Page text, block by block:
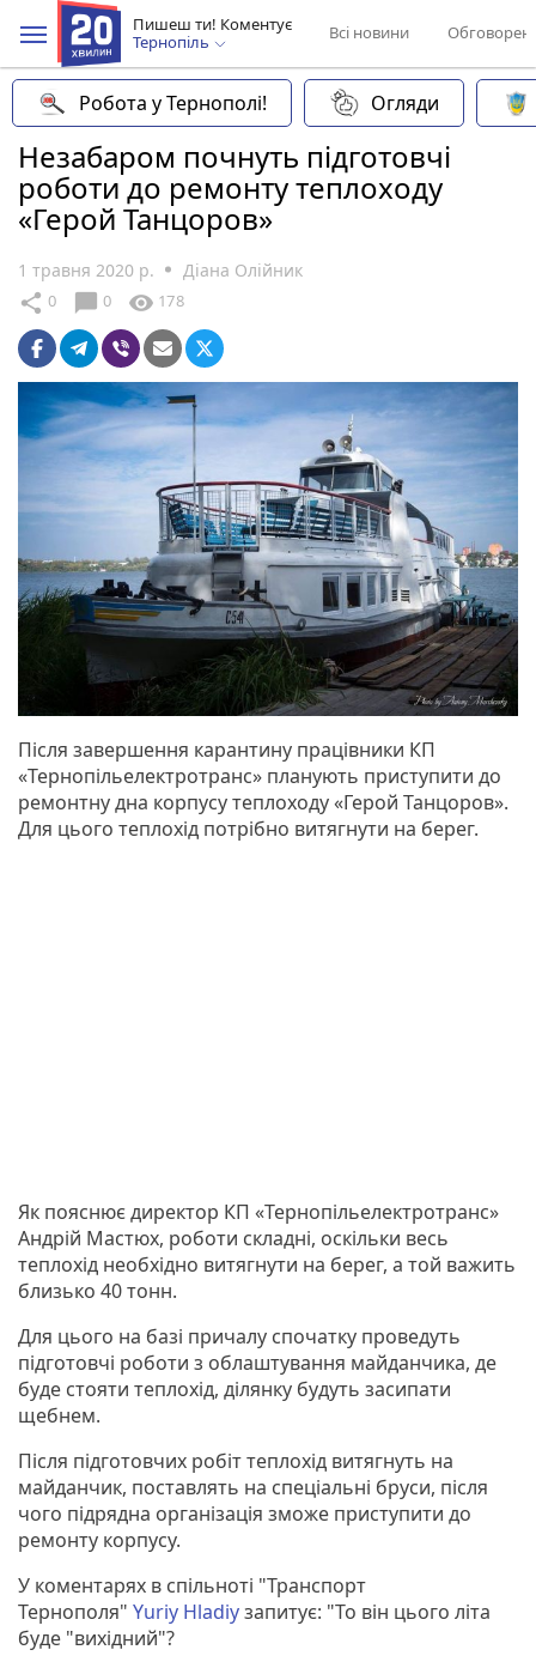
Пишеш ти! Коментує
Тернопіль
Всі новини
Робота у Тернополі! Огляди
Незабаром почнуть підготовчі
роботи до ремонту теплоходу
«Герой Танцоров»
1 травня 2020 р. Діана Олійник
share 0 chat_bubble 0 visibility 178
Після завершення карантину працівники КП
«Тернопільелектротранс» планують приступити до
ремонтну дна корпусу теплоходу «Герой Танцоров».
Для цього теплохід потрібно витягнути на берег.
Як пояснює директор КП «Тернопільелектротранс»
Андрій Мастюх, роботи складні, оскільки весь
теплохід необхідно витягнути на берег, а той важить
близько 40 тонн.
Для цього на базі причалу спочатку проведуть
підготовчі роботи з облаштування майданчика, де
буде стояти теплохід, ділянку будуть засипати
щебнем.
Після підготовчих робіт теплохід витягнуть на
майданчик, поставлять на спеціальні бруси, після
чого підрядна організація зможе приступити до
ремонту корпусу.
У коментарях в спільноті "Транспорт
Тернополя" Yuriy Hladiyзапитує: "То він цього літа
буде "вихідний"?